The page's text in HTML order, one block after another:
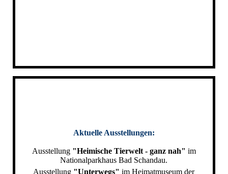
Aktuelle Ausstellungen:
Ausstellung "Heimische Tierwelt - ganz nah" im
Nationalparkhaus Bad Schandau.
Ausstellung "Unterwegs" im Heimatmuseum der